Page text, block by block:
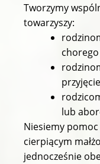
Tworzymy
towarzyszy:
lub
Niesiemy
cierpiącym
jednocześnie